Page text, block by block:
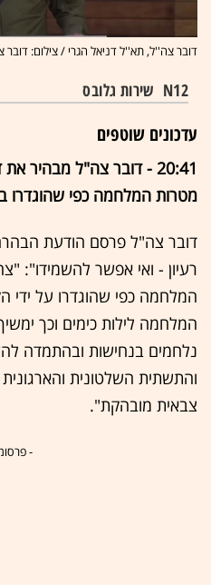
דובר צה''ל, תא''ל דניאל הגרי / צילום: דובר
N12 שירות גלובס
עדכונים שוטפים
20:41 - דובר צה"ל
מטרות המלחמה כפי שהוגדרו
דובר צה"ל פרסם הודעת
רעיון - ואי אפשר להשמידו":
המלחמה כפי שהוגדרו על ידי
המלחמה לילות כימים וכך
נלחמים בנחישות ובהתמדה
והתשתית השלטונית
צבאית מובהקת".
-